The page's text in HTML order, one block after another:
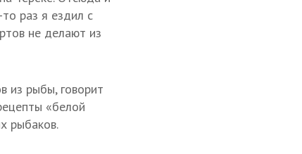
то раз я ездил с
не делают из
из рыбы, говорит
«белой
рыбаков.